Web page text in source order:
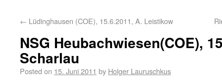
← Lüdinghausen (COE), 15.6.2011, A. Leistikow
NSG Heubachwiesen(COE),
Scharlau
Posted on 15. Juni 2011 by Holger Lauruschkus